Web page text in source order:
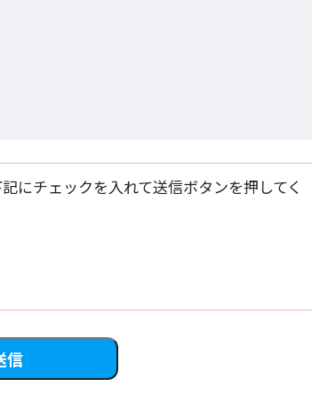
にチェックを入れて送信ボタンを押してく